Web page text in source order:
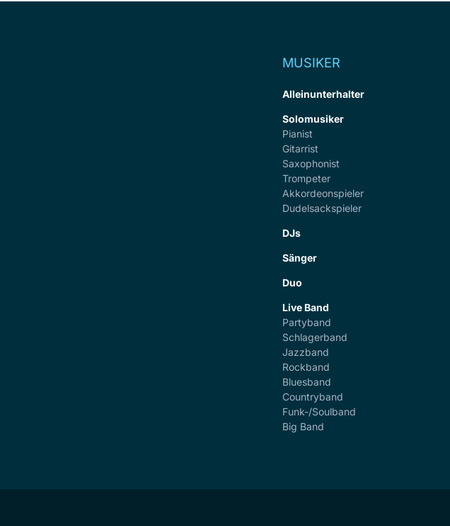
MUSIKER
Alleinunterhalter
Solomusiker
Pianist
Gitarrist
Saxophonist
Trompeter
Akkordeonspieler
Dudelsackspieler
DJs
Sänger
Duo
Live Band
Partyband
Schlagerband
Jazzband
Rockband
Bluesband
Countryband
Funk-/Soulband
Big Band